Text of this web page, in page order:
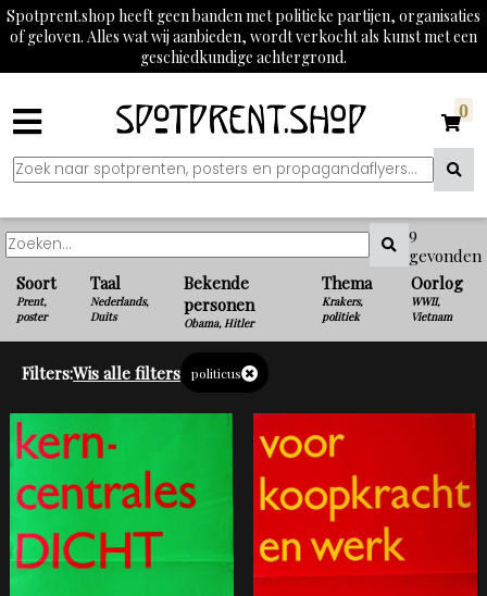
Spotprent.shop heeft geen banden met politieke partijen, organisaties
of geloven. Alles wat wij aanbieden, wordt verkocht als kunst met een
geschiedkundige achtergrond.
0
9
gevonden
Soort
Prent,
poster
Taal
Nederlands,
Duits
Bekende
personen
Obama, Hitler
Thema
Krakers,
politiek
Oorlog
WWII,
Vietnam
Filters:Wis alle filters politicus